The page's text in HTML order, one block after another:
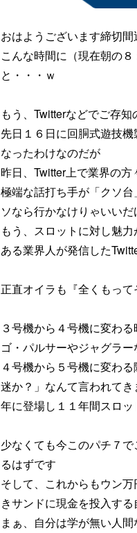
おはようございます締切
こんな時間に（現在朝の
と・・・ｗ
もう、Twitterなどでご存
先日１６日に回胴式遊技
なったわけなのだが
昨日、Twitter上で業界の
極端な話打ち手が「クソ
ソなら行かなけりゃいいだ
もう、スロットに対し魅
ある業界人が発信した
正直オイラも『全くもっ
３号機から４号機に変わ
ゴ・パルサーやジャグラ
４号機から５号機に変わ
迷か？」なんて言われて
年に登場し１１年間スロ
少なくても今このパチ７
るはずです
そして、これからもウン
きサンドに現金を投入す
まぁ、自分は学が無い人